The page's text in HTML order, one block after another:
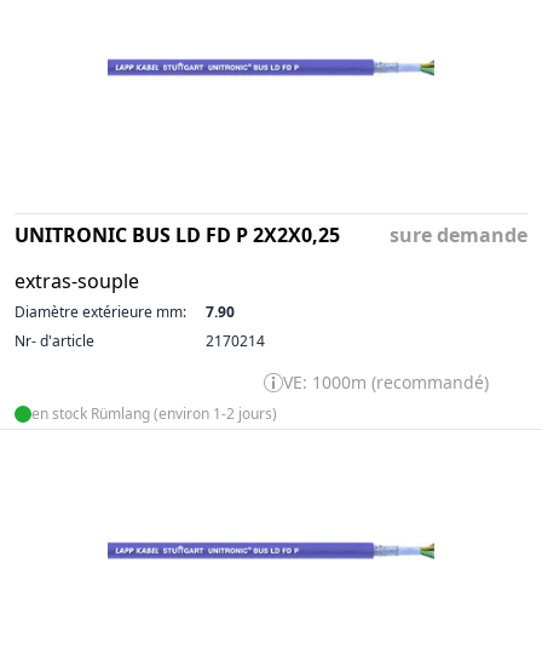
UNITRONIC BUS LD FD P 2X2X0,25
extras-souple
sure demande
Diamètre extérieure mm:
7.90
Nr- d'article
2170214
VE: 1000m (recommandé)
en stock Rümlang (environ 1-2 jours)